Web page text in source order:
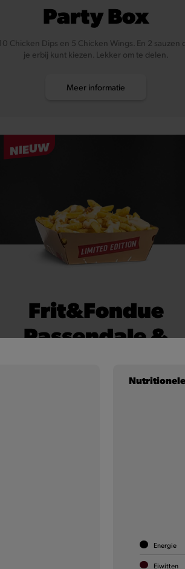
Party Box
10 Chicken Dips en 5 Chicken Wings. En 2 sauzen
je erbij kunt kiezen. Lekker om te delen.
Meer informatie
NIEUW
Frit&Fondue
Passendale &
Energie
Eiwitten